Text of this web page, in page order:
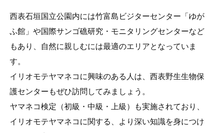
西表石垣国立公園内には竹富島ビジターセンター「ゆが
ふ館」や国際サンゴ礁研究・モニタリングセンターなど
もあり、自然に親しむには最適のエリアとなっていま
す。
イリオモテヤマネコに興味のある人は、西表野生生物保
護センターもぜひ訪問してみましょう。
ヤマネコ検定（初級・中級・上級）も実施されており、
イリオモテヤマネコに関する、より深い知識を身につけ